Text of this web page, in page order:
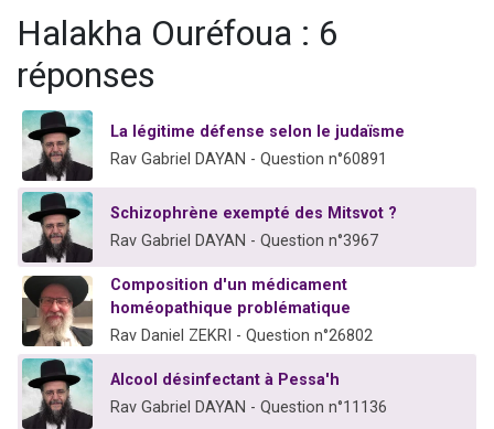
Il reste 49 places pour étudier en groupe sur Zoom
Halakha Ouréfoua : 6
réponses
La légitime défense selon le judaïsme
Rav Gabriel DAYAN - Question n°60891
Schizophrène exempté des Mitsvot ?
Rav Gabriel DAYAN - Question n°3967
Composition d'un médicament
homéopathique problématique
Rav Daniel ZEKRI - Question n°26802
Alcool désinfectant à Pessa'h
Rav Gabriel DAYAN - Question n°11136